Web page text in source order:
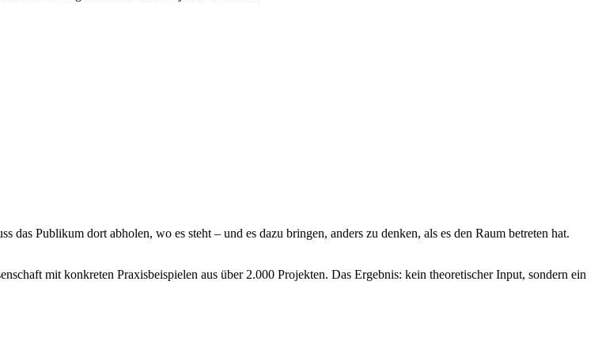
Publikum dort abholen, wo es steht – und es dazu bringen, anders zu denken, als es den Raum betreten hat.
mit konkreten Praxisbeispielen aus über 2.000 Projekten. Das Ergebnis: kein theoretischer Input, sondern ein